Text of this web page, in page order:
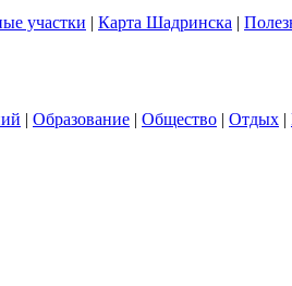
участки | Карта Шадринска |
| Образование | Общество | Отдых |